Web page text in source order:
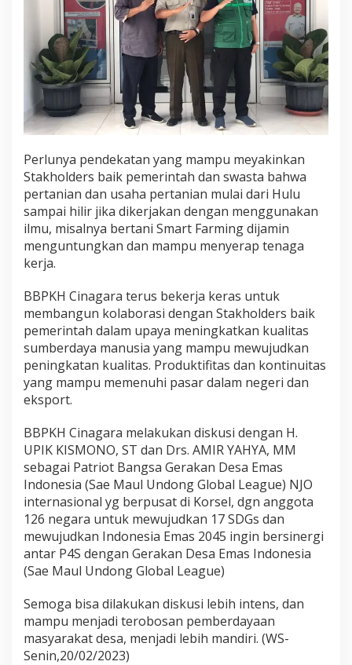
Perlunya pendekatan yang mampu meyakinkan
Stakholders baik pemerintah dan swasta bahwa
pertanian dan usaha pertanian mulai dari Hulu
sampai hilir jika dikerjakan dengan menggunakan
ilmu, misalnya bertani Smart Farming dijamin
menguntungkan dan mampu menyerap tenaga
kerja.
BBPKH Cinagara terus bekerja keras untuk
membangun kolaborasi dengan Stakholders baik
pemerintah dalam upaya meningkatkan kualitas
sumberdaya manusia yang mampu mewujudkan
peningkatan kualitas. Produktifitas dan kontinuitas
yang mampu memenuhi pasar dalam negeri dan
eksport.
BBPKH Cinagara melakukan diskusi dengan H.
UPIK KISMONO, ST dan Drs. AMIR YAHYA, MM
sebagai Patriot Bangsa Gerakan Desa Emas
Indonesia (Sae Maul Undong Global League) NJO
internasional yg berpusat di Korsel, dgn anggota
126 negara untuk mewujudkan 17 SDGs dan
mewujudkan Indonesia Emas 2045 ingin bersinergi
antar P4S dengan Gerakan Desa Emas Indonesia
(Sae Maul Undong Global League)
Semoga bisa dilakukan diskusi lebih intens, dan
mampu menjadi terobosan pemberdayaan
masyarakat desa, menjadi lebih mandiri. (WS-
Senin,20/02/2023)